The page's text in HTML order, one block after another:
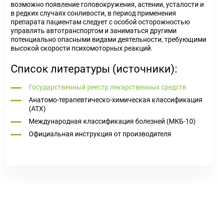
возможно появление головокружения, астении, усталости и
в редких случаях сонливости, в период применения
препарата пациентам следует с особой осторожностью
управлять автотранспортом и заниматься другими
потенциально опасными видами деятельности, требующими
высокой скорости психомоторных реакций.
Список литературы (источники):
Государственный реестр лекарственных средств
Анатомо-терапевтическо-химическая классификация
(ATX)
Международная классификация болезней (МКБ-10)
Официальная инструкция от производителя